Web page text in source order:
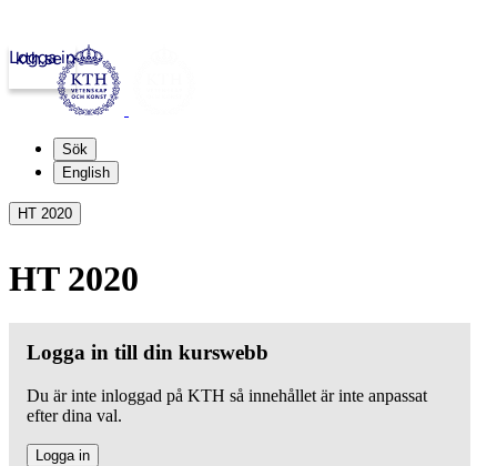
kth.se
Logga in
Sök
English
HT 2020
HT 2020
Logga in till din kurswebb
Du är inte inloggad på KTH så innehållet är inte anpassat
efter dina val.
Logga in